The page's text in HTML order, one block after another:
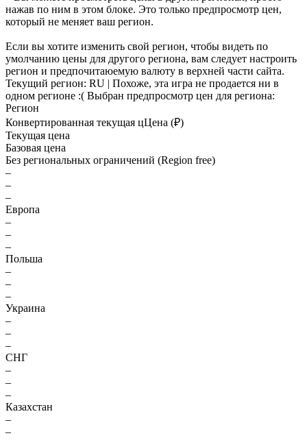
нажав по ним в этом блоке. Это только предпросмотр цен,
который не меняет ваш регион.
Если вы хотите изменить свой регион, чтобы видеть по
умолчанию цены для другого региона, вам следует настроить
регион и предпочитаюемую валюту в верхней части сайта.
Текущий регион: RU | Похоже, эта игра не продается ни в
одном регионе :( Выбран предпросмотр цен для региона:
Регион
Конвертированная текущая цЦена (₽)
Текущая цена
Базовая цена
Без региональных ограничений (Region free)
–
–
–
Европа
–
–
–
Польша
–
–
–
Украина
–
–
–
СНГ
–
–
–
Казахстан
–
–